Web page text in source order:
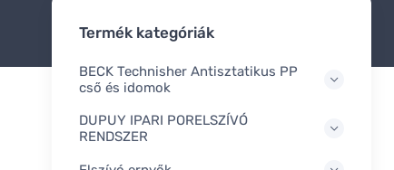
Termék kategóriák
BECK Technisher Antisztatikus PP
cső és idomok
DUPUY IPARI PORELSZÍVÓ
RENDSZER